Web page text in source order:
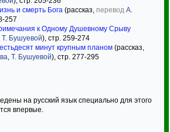
и смерть Бога (рассказ, перевод А.
257
к Одному Душевному Срыву
Т. Бушуевой), стр. 259-274
минут крупным планом (рассказ,
, Т. Бушуевой), стр. 277-295
на русский язык специально для этого
впервые.